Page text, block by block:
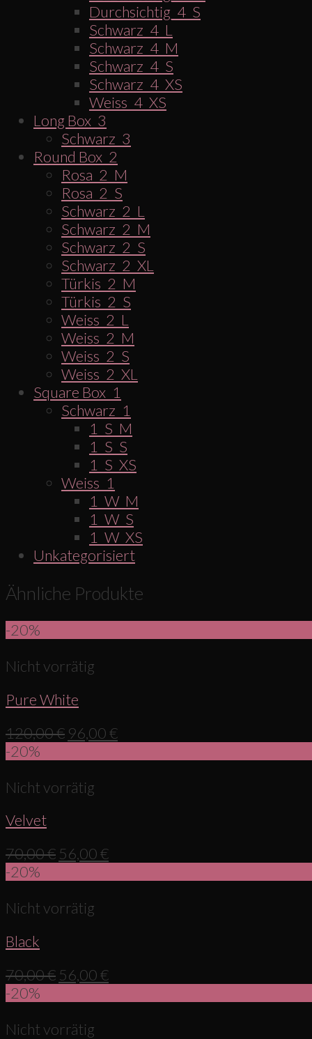
Durchsichtig_4_S
Schwarz_4_L
Schwarz_4_M
Schwarz_4_S
Schwarz_4_XS
Weiss_4_XS
Long Box_3
Schwarz_3
Round Box_2
Rosa_2_M
Rosa_2_S
Schwarz_2_L
Schwarz_2_M
Schwarz_2_S
Schwarz_2_XL
Türkis_2_M
Türkis_2_S
Weiss_2_L
Weiss_2_M
Weiss_2_S
Weiss_2_XL
Square Box_1
Schwarz_1
1_S_M
1_S_S
1_S_XS
Weiss_1
1_W_M
1_W_S
1_W_XS
Unkategorisiert
Ähnliche Produkte
-20%
Nicht vorrätig
Pure White
120,00€ 96,00€
-20%
Nicht vorrätig
Velvet
70,00€ 56,00€
-20%
Nicht vorrätig
Black
70,00€ 56,00€
-20%
Nicht vorrätig